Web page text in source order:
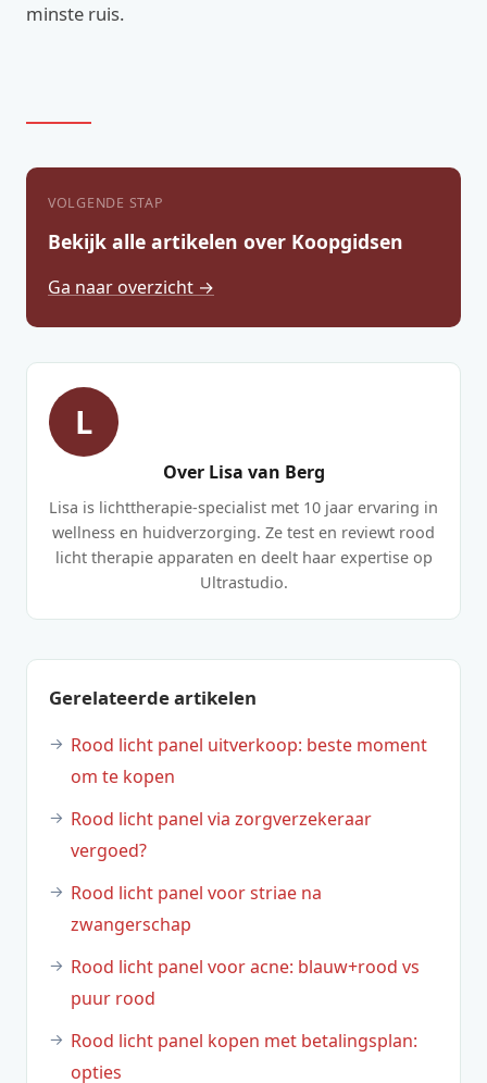
minste ruis.
VOLGENDE STAP
Bekijk alle artikelen over Koopgidsen
Ga naar overzicht →
L
Over Lisa van Berg
Lisa is lichttherapie-specialist met 10 jaar ervaring in
wellness en huidverzorging. Ze test en reviewt rood
licht therapie apparaten en deelt haar expertise op
Ultrastudio.
Gerelateerde artikelen
Rood licht panel uitverkoop: beste moment
om te kopen
Rood licht panel via zorgverzekeraar
vergoed?
Rood licht panel voor striae na
zwangerschap
Rood licht panel voor acne: blauw+rood vs
puur rood
Rood licht panel kopen met betalingsplan:
opties